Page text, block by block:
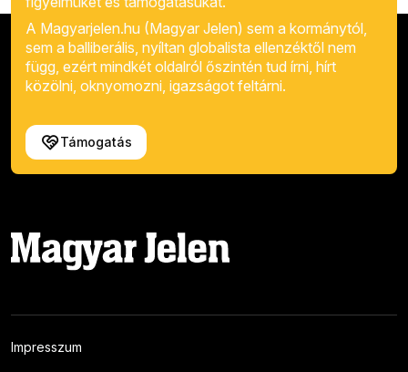
A Magyarjelen.hu (Magyar Jelen) sem a kormánytól,
sem a balliberális, nyíltan globalista ellenzéktől nem
függ, ezért mindkét oldalról őszintén tud írni, hírt
közölni, oknyomozni, igazságot feltárni.
Támogatás
Impresszum